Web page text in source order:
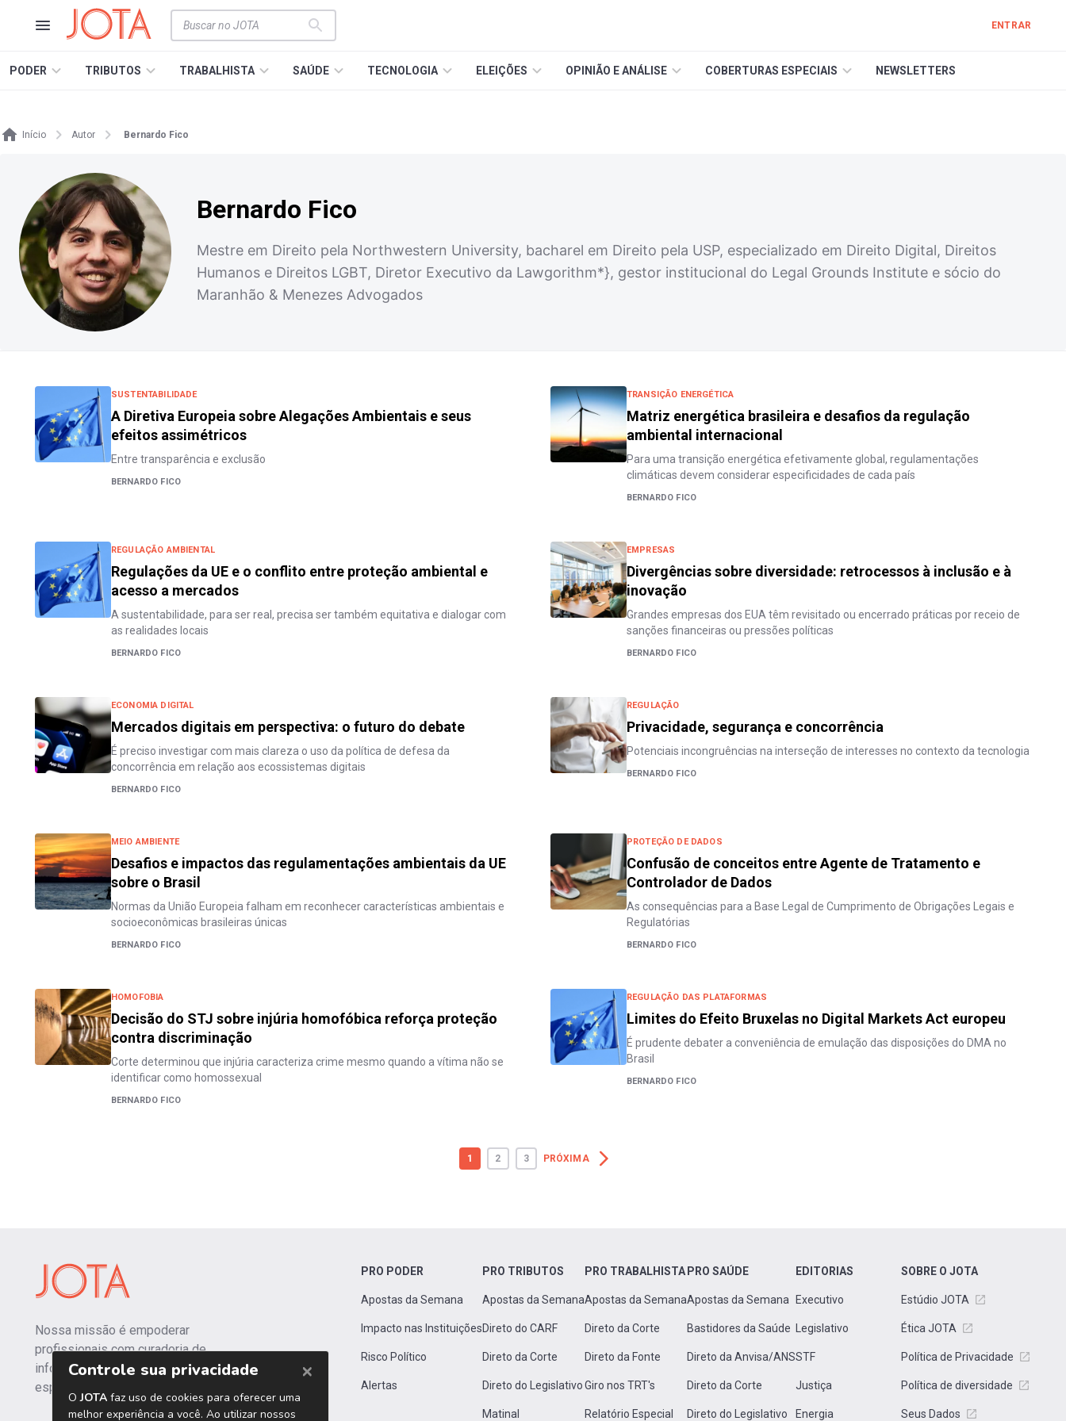
ENTRAR
PODER TRIBUTOS TRABALHISTA SAÚDE TECNOLOGIA ELEIÇÕES OPINIÃO E ANÁLISE COBERTURAS ESPECIAIS NEWSLETTERS
Início Autor Bernardo Fico
Bernardo Fico
Mestre em Direito pela Northwestern University, bacharel em Direito pela USP, especializado em Direito Digital, Direitos
Humanos e Direitos LGBT, Diretor Executivo da Lawgorithm*}, gestor institucional do Legal Grounds Institute e sócio do
Maranhão & Menezes Advogados
SUSTENTABILIDADE
A Diretiva Europeia sobre Alegações Ambientais e seus
efeitos assimétricos
Entre transparência e exclusão
BERNARDO FICO
TRANSIÇÃO ENERGÉTICA
Matriz energética brasileira e desafios da regulação
ambiental internacional
Para uma transição energética efetivamente global, regulamentações
climáticas devem considerar especificidades de cada país
BERNARDO FICO
REGULAÇÃO AMBIENTAL
Regulações da UE e o conflito entre proteção ambiental e
acesso a mercados
A sustentabilidade, para ser real, precisa ser também equitativa e dialogar com
as realidades locais
BERNARDO FICO
EMPRESAS
Divergências sobre diversidade: retrocessos à inclusão e à
inovação
Grandes empresas dos EUA têm revisitado ou encerrado práticas por receio de
sanções financeiras ou pressões políticas
BERNARDO FICO
ECONOMIA DIGITAL
Mercados digitais em perspectiva: o futuro do debate
É preciso investigar com mais clareza o uso da política de defesa da
concorrência em relação aos ecossistemas digitais
BERNARDO FICO
REGULAÇÃO
Privacidade, segurança e concorrência
Potenciais incongruências na interseção de interesses no contexto da tecnologia
BERNARDO FICO
MEIO AMBIENTE
Desafios e impactos das regulamentações ambientais da UE
sobre o Brasil
Normas da União Europeia falham em reconhecer características ambientais e
socioeconômicas brasileiras únicas
BERNARDO FICO
PROTEÇÃO DE DADOS
Confusão de conceitos entre Agente de Tratamento e
Controlador de Dados
As consequências para a Base Legal de Cumprimento de Obrigações Legais e
Regulatórias
BERNARDO FICO
HOMOFOBIA
Decisão do STJ sobre injúria homofóbica reforça proteção
contra discriminação
Corte determinou que injúria caracteriza crime mesmo quando a vítima não se
identificar como homossexual
BERNARDO FICO
REGULAÇÃO DAS PLATAFORMAS
Limites do Efeito Bruxelas no Digital Markets Act europeu
É prudente debater a conveniência de emulação das disposições do DMA no
Brasil
BERNARDO FICO
1 2 3 PRÓXIMA
Nossa missão é empoderar
profissionais com curadoria de
informações independentes e
especializadas.
PRO PODER
Apostas da Semana
Impacto nas Instituições
Risco Político
Alertas
PRO TRIBUTOS
Apostas da Semana
Direto do CARF
Direto da Corte
Direto do Legislativo
Matinal
PRO TRABALHISTA
Apostas da Semana
Direto da Corte
Direto da Fonte
Giro nos TRT's
Relatório Especial
PRO SAÚDE
Apostas da Semana
Bastidores da Saúde
Direto da Anvisa/ANS
Direto da Corte
Direto do Legislativo
EDITORIAS
Executivo
Legislativo
STF
Justiça
Energia
SOBRE O JOTA
Estúdio JOTA
Ética JOTA
Política de Privacidade
Política de diversidade
Seus Dados